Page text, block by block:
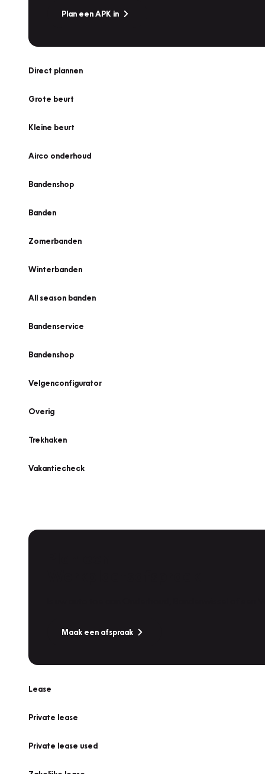
Plan een APK in
Direct plannen
Grote beurt
Kleine beurt
Airco onderhoud
Bandenshop
Banden
Zomerbanden
Winterbanden
All season banden
Bandenservice
Bandenshop
Velgenconfigurator
Overig
Trekhaken
Vakantiecheck
Maak een afspraak
Lease
Private lease
Private lease used